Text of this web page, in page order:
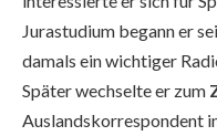
Jurastudium begann er
damals ein wichtiger
Später wechselte er zum
Auslandskorrespondent